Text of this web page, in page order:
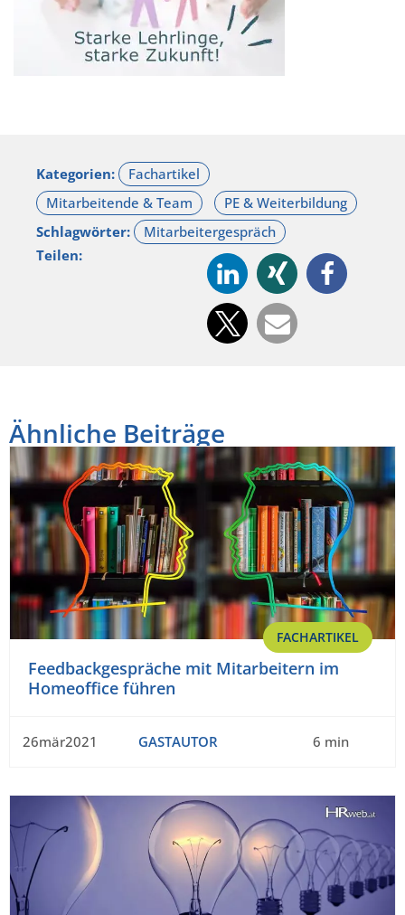
Kategorien:
Schlagwörter:
Teilen:
Ähnliche Beiträge
FACHARTIKEL
Feedbackgespräche mit Mitarbeitern im
Homeoffice führen
26mär2021 GASTAUTOR 6 min